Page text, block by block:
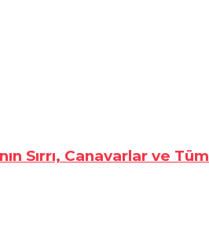
Sırrı, Canavarlar ve